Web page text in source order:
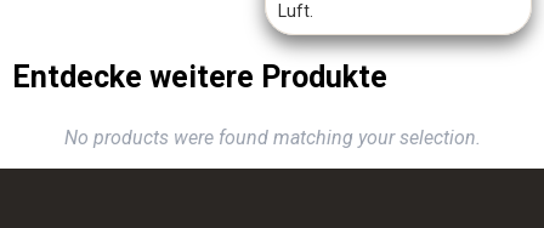
Luft.
Entdecke weitere Produkte
No products were found matching your selection.